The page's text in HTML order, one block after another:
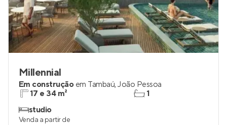
Millennial
Em construção em Tambaú,João Pessoa
17 e 34 m²
studio
1
Venda a partir de